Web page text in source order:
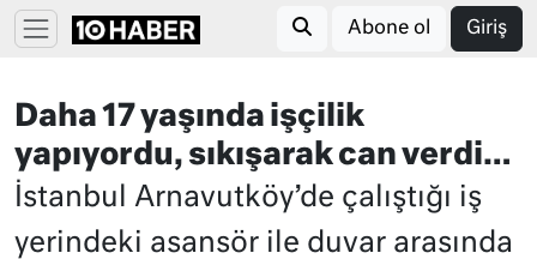
Abone ol Giriş
Daha 17 yaşında işçilik
yapıyordu, sıkışarak can verdi…
İstanbul Arnavutköy’de çalıştığı iş
yerindeki asansör ile duvar arasında